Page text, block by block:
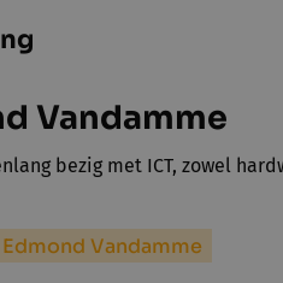
Vandamme
bezig met ICT, zowel
Vandamme